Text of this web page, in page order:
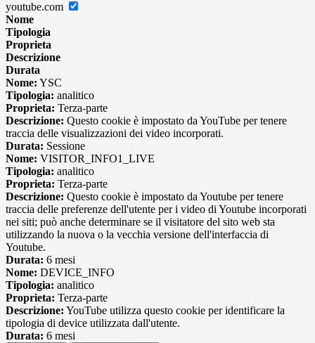
youtube.com
Nome
Tipologia
Proprieta
Descrizione
Durata
Nome: YSC
Tipologia: analitico
Proprieta: Terza-parte
Descrizione: Questo cookie è impostato da YouTube per tenere
traccia delle visualizzazioni dei video incorporati.
Durata: Sessione
Nome: VISITOR_INFO1_LIVE
Tipologia: analitico
Proprieta: Terza-parte
Descrizione: Questo cookie è impostato da Youtube per tenere
traccia delle preferenze dell'utente per i video di Youtube incorporati
nei siti; può anche determinare se il visitatore del sito web sta
utilizzando la nuova o la vecchia versione dell'interfaccia di
Youtube.
Durata: 6 mesi
Nome: DEVICE_INFO
Tipologia: analitico
Proprieta: Terza-parte
Descrizione: YouTube utilizza questo cookie per identificare la
tipologia di device utilizzata dall'utente.
Durata: 6 mesi